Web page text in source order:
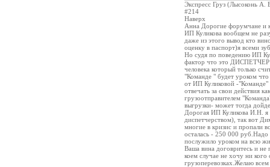
Экспресс Груз (Лысоконь А.
#214
Наверх
Анна Дорогие форумчане и
ИП Куликова вообщем не
даже из этого вывод кто
оценку в паспорт)я всеми
Но судя по поведению ИП
фактор что это ДИСПЕТЧЕР
человека который только
"Команде " будет уроком
от ИП Куликовой -"Команде"
отвечать за свои действия
грузоотправителем
выгрузки- может тогда
Дорогая ИП Куликова И.Н.
диспетчерством), так вот
многие в кризис и пропали
осталась - 250 000
послужило уроком на всю
Ваша вина договритесь и не
коем случае не хочу ни
грузоперевозках.Желаю